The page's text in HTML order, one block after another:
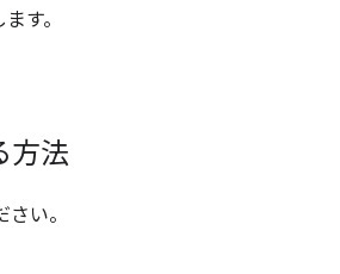
ます。
方法
い。